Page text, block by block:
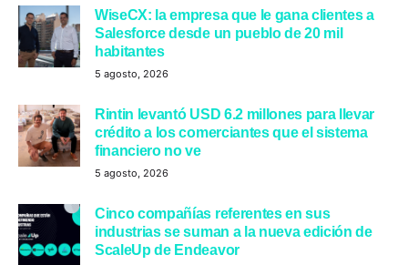
WiseCX: la empresa que le gana clientes a
Salesforce desde un pueblo de 20 mil
habitantes
5 agosto, 2026
Rintin levantó USD 6.2 millones para llevar
crédito a los comerciantes que el sistema
financiero no ve
5 agosto, 2026
Cinco compañías referentes en sus
industrias se suman a la nueva edición de
ScaleUp de Endeavor